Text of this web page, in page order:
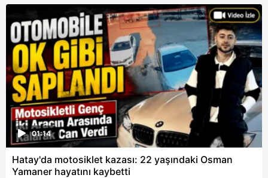
01:14
Hatay'da motosiklet kazası: 22 yaşındaki Osman
Yamaner hayatını kaybetti